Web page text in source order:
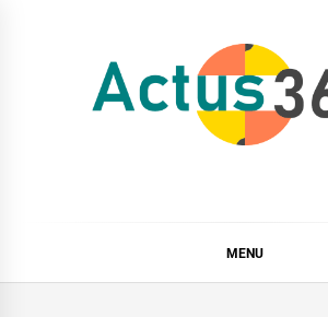
MENU